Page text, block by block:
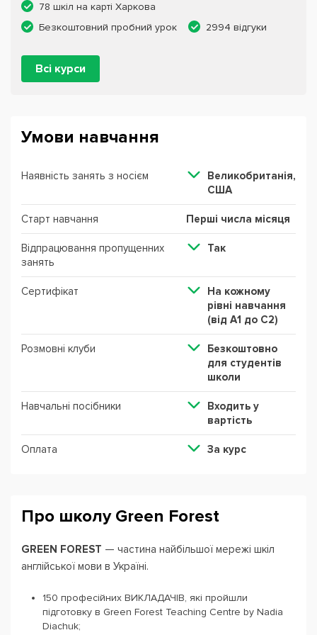
78 шкіл на карті Харкова
Безкоштовний пробний урок
2994 відгуки
Всі курси
Умови навчання
Наявність занять з носієм
Великобританія,
США
Старт навчання Перші числа місяця
Відпрацювання пропущенних
занять
Так
Сертифікат
На кожному
рівні навчання
(від А1 до С2)
Розмовні клуби
Безкоштовно
для студентів
школи
Навчальні посібники
Входить у
вартість
Оплата За курс
Про школу Green Forest
GREEN FOREST — частина найбільшої мережі шкіл
англійської мови в Україні.
150 професійних ВИКЛАДАЧІВ, які пройшли
підготовку в Green Forest Teaching Centre by Nadia
Diachuk;